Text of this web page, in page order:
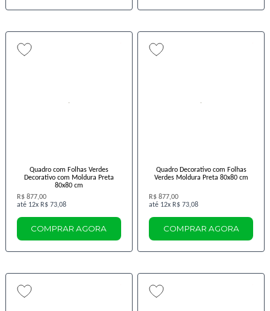
Quadro com Folhas Verdes
Decorativo com Moldura Preta
80x80 cm
R$ 877,00
12x R$ 73,08
COMPRAR AGORA
Quadro Decorativo com Folhas
Verdes Moldura Preta 80x80 cm
R$ 877,00
12x R$ 73,08
COMPRAR AGORA